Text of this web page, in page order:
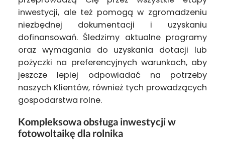
inwestycji, ale też pomogą w zgromadzeniu
niezbędnej dokumentacji i uzyskaniu
dofinansowań. Śledzimy aktualne programy
oraz wymagania do uzyskania dotacji lub
pożyczki na preferencyjnych warunkach, aby
jeszcze lepiej odpowiadać na potrzeby
naszych Klientów, również tych prowadzących
gospodarstwa rolne.
Kompleksowa obsługa inwestycji w
fotowoltaikę dla rolnika